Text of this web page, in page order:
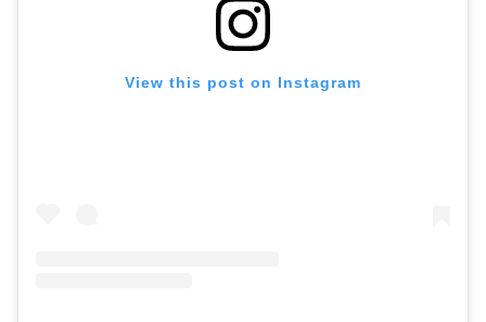
View this post on Instagram